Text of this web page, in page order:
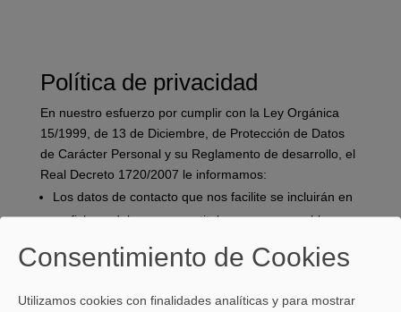
Política de privacidad
En nuestro esfuerzo por cumplir con la Ley Orgánica
15/1999, de 13 de Diciembre, de Protección de Datos
de Carácter Personal y su Reglamento de desarrollo, el
Real Decreto 1720/2007 le informamos:
Los datos de contacto que nos facilite se incluirán en
un fichero del que somos titulares y responsables.
Española de Protección de Datos
Consentimiento de Cookies
Utilizamos cookies con finalidades analíticas y para mostrar